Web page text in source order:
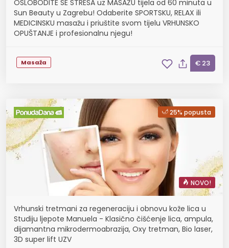
OSLOBODITE SE STRESA uz MASAŽU tijela od 60 minuta u
Sun Beauty u Zagrebu! Odaberite SPORTSKU, RELAX ili
MEDICINSKU masažu i priuštite svom tijelu VRHUNSKO
OPUŠTANJE i profesionalnu njegu!
Masaža € 23
25% popusta
NOVO!
Vrhunski tretmani za regeneraciju i obnovu kože lica u
Studiju ljepote Manuela - Klasično čišćenje lica, ampula,
dijamantna mikrodermoabrazija, Oxy tretman, Bio laser,
3D super lift UZV